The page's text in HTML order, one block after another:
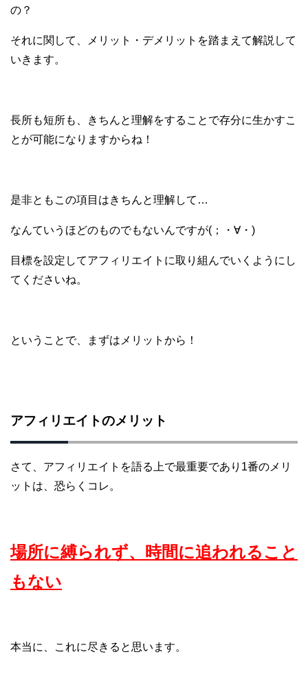
の？
それに関して、
メリット・デメリットを踏まえて解説して
いきます。
長所も短所も、きちんと理解をすることで存分に生かすこ
とが可能になりますからね！
是非ともこの項目はきちんと理解して…
なんていうほどのものでもないんですが(；・∀・)
目標を設定してアフィリエイトに取り組んでいくようにし
てくださいね。
ということで、まずはメリットから！
アフィリエイトのメリット
さて、アフィリエイトを語る上で最重要であり1番のメリ
ットは、恐らくコレ。
場所に縛られず、時間に追われること
もない
本当に、これに尽きると思います。